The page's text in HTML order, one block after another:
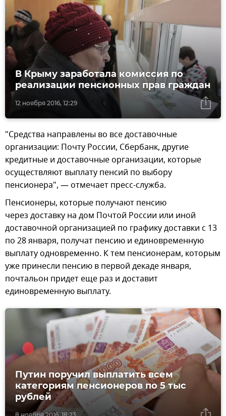
12 ноября 2016, 12:29
В Крыму заработала комиссия по
реализации пенсионных прав граждан
"Средства направлены во все доставочные
организации: Почту России, Сбербанк, другие
кредитные и доставочные организации, которые
осуществляют выплату пенсий по выбору
пенсионера", — отмечает пресс-служба.
Пенсионеры, которые получают пенсию
через доставку на дом Почтой России или иной
доставочной организацией по графику доставки с 13
по 28 января, получат пенсию и единовременную
выплату одновременно. К тем пенсионерам, которым
уже принесли пенсию в первой декаде января,
почтальон придет еще раз и доставит
единовременную выплату.
Путин поручил выплатить всем
категориям пенсионеров по 5 тыс
рублей